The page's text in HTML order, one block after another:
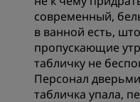
Обслуживание
современный,
в ванной есть,
пропускающие
табличку не
Персонал
табличка упала,